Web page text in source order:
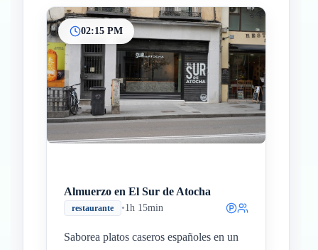
02:15 PM
Almuerzo en El Sur de Atocha
restaurante •1h 15min
Saborea platos caseros españoles en un